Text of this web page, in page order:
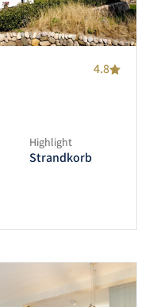
4.8
Highlight
Strandkorb